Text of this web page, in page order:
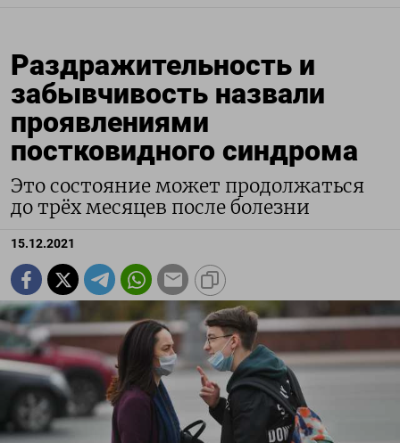
Раздражительность и
забывчивость назвали
проявлениями
постковидного синдрома
Это состояние может продолжаться
до трёх месяцев после болезни
15.12.2021